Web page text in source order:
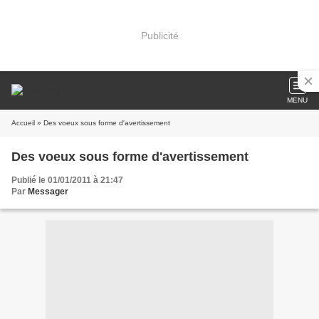
Publicité
MENU
Accueil » Des voeux sous forme d'avertissement
Des voeux sous forme d'avertissement
Publié le 01/01/2011 à 21:47
Par Messager